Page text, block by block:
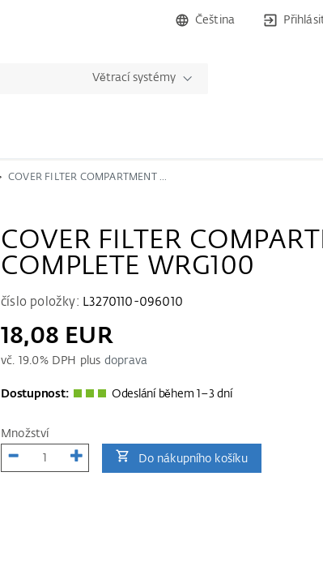
Čeština
Větrací systémy
COVER FILTER COMPARTMENT COMPLETE WRG100
COVER FILTER
COMPLETE WRG100
číslo položky: L3270110-096010
18,08 EUR
vč. 19.0% DPH plus doprava
Dostupnost: Odeslání během 1–3 dní
Množství
Do nákupního košíku